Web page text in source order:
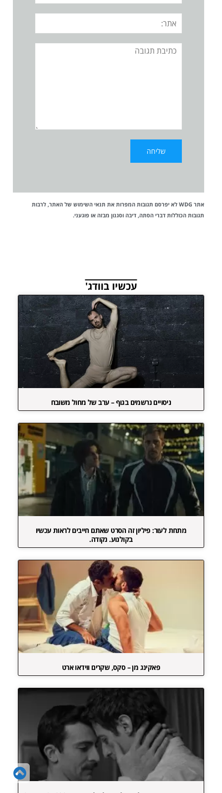
אתר:
תגובה
אתר WDG לא יפרסם תגובות המפרות את תנאי השימוש של האתר, לרבות
תגובות הכוללות דברי הסתה, דיבה וסגנון מבזה או פוגעני.
עכשיו בוודג'
ניסויים נרשמים בגוף – ערב של מחול משובח
מתחת לעור: פיליון זה הסרט שאתם חייבים לראות עכשיו
בקולנוע. נקודה.
פאקינג מן – סקס, שקרים ווידאו ארט